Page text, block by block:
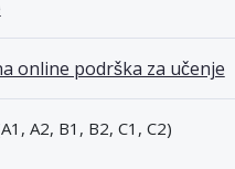
online podrška za učenje
A2, B1, B2, C1, C2)